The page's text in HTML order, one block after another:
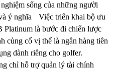
sống của những người
ý nghĩa Việc triển khai bộ ưu
Platinum là bước đi chiến lược
củng cố vị thế là ngân hàng tiên
dành riêng cho golfer.
chỉ hỗ trợ quản lý tài chính